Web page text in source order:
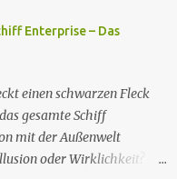
Rasse, die Taelons oder
bieten den Menschen auf
lösen und Konflikte
sie, dass man sie auf der
die an der
eine
Enterprise – Das
einen schwarzen Fleck
gesamte Schiff
mit der Außenwelt
oder Wirklichkeit?